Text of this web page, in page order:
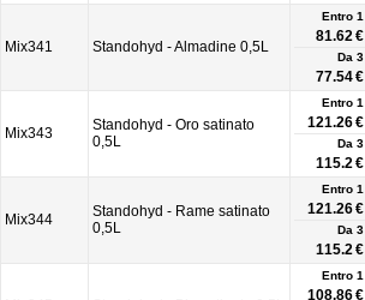
Mix341 Standohyd - Almadine 0,5L
Entro 1
81.62 €
Da 3
77.54 €
Mix343
Standohyd - Oro satinato
0,5L
Entro 1
121.26 €
Da 3
115.2 €
Mix344
Standohyd - Rame satinato
0,5L
Entro 1
121.26 €
Da 3
115.2 €
Entro 1
108.86 €